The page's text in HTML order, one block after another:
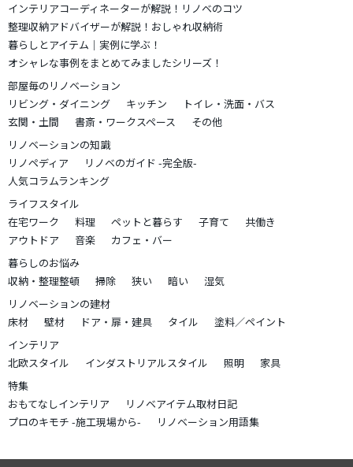
インテリアコーディネーターが解説！リノベのコツ
整理収納アドバイザーが解説！おしゃれ収納術
暮らしとアイテム｜実例に学ぶ！
オシャレな事例をまとめてみましたシリーズ！
部屋毎のリノベーション
リビング・ダイニング
キッチン
トイレ・洗面・バス
玄関・土間
書斎・ワークスペース
その他
リノベーションの知識
リノペディア
リノベのガイド -完全版-
人気コラムランキング
ライフスタイル
在宅ワーク
料理 ペットと暮らす 子育て
共働き
アウトドア
音楽
カフェ・バー
暮らしのお悩み
収納・整理整頓
掃除 狭い 暗い
湿気
リノベーションの建材
床材
壁材 ドア・扉・建具 タイル
塗料／ペイント
インテリア
北欧スタイル
インダストリアルスタイル 照明
家具
特集
おもてなしインテリア
リノベアイテム取材日記
プロのキモチ -施工現場から-
リノベーション用語集